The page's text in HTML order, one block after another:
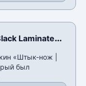
Laminate»
«Штык-нож |
был